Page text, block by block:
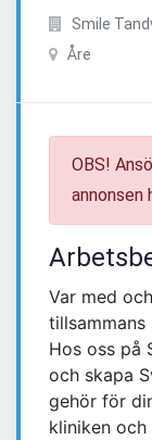
Smile
Åre
OBS!
annonsen
Var med
Hos oss på
och skapa
gehör för
kliniken och